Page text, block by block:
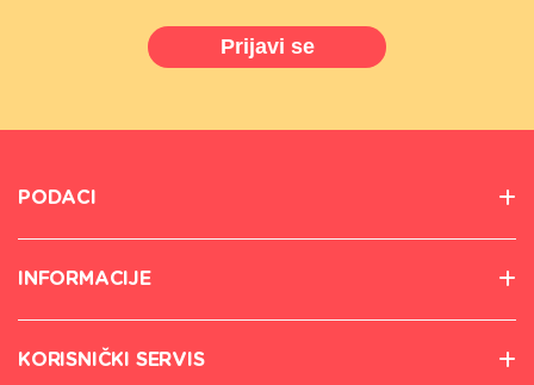
Prijavi se
PODACI
INFORMACIJE
KORISNIČKI SERVIS